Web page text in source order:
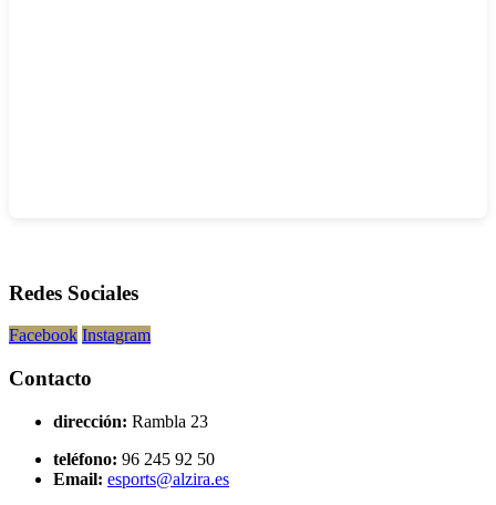
Redes Sociales
Facebook Instagram
Contacto
dirección: Rambla 23
teléfono: 96 245 92 50
Email: esports@alzira.es